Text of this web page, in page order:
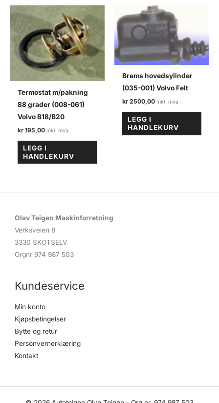
Termostat m/pakning
88 grader (008-061)
Volvo B18/B20
kr 195,00
LEGG I
HANDLEKURV
Brems hovedsylinder
(035-001) Volvo Felt
kr 2500,00
LEGG I
HANDLEKURV
Olav Teigen Maskinforretning
Verksveien 8
3330 SKOTSELV
Orgnr 974 987 503
Kundeservice
Min konto
Kjøpsbetingelser
Bytte og retur
Personvernerklæring
Kontakt